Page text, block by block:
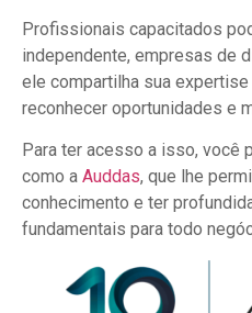
Profissionais capacitados
independente, empresas de
ele compartilha sua expertise
reconhecer oportunidades e
Para ter acesso a isso, você
como a Auddas, que lhe
conhecimento e ter
fundamentais para todo